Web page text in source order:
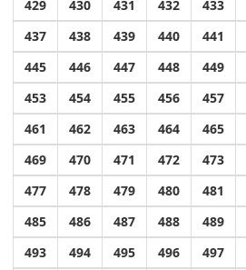
429
430 431 432 433
437
438 439 440 441
445
446 447 448 449
453
454 455 456 457
461
462 463 464 465
469
470 471 472 473
477
478 479 480 481
485
486 487 488 489
493
494 495 496 497